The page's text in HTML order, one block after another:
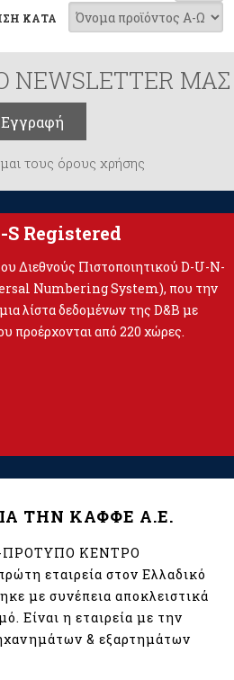
ΚΑΤΑ
NEWSLETTER ΜΑΣ
τους όρους χρήσης
S Registered
Διεθνούς Πιστοποιητικού D-U-N-
Numbering System), που την
λίστα δεδομένων της D&B με
προέρχονται από 220 χώρες.
ΤΗΝ ΚΑΦΦΕ Α.Ε.
ΠΡΟΤΥΠΟ ΚΕΝΤΡΟ
εταιρεία στον Ελλαδικό
με συνέπεια αποκλειστικά
Είναι η εταιρεία με την
& εξαρτημάτων